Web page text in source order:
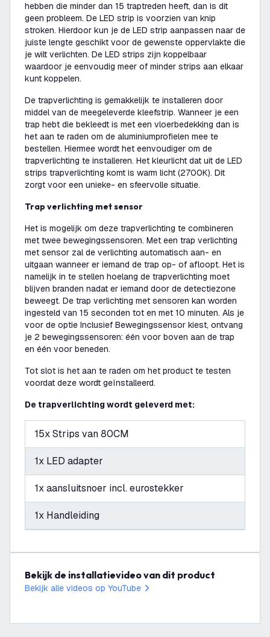
hebben die minder dan 15 traptreden heeft, dan is dit
geen probleem. De LED strip is voorzien van knip
stroken. Hierdoor kun je de LED strip aanpassen naar de
juiste lengte geschikt voor de gewenste oppervlakte die
je wilt verlichten. De LED strips zijn koppelbaar
waardoor je eenvoudig meer of minder strips aan elkaar
kunt koppelen.
De trapverlichting is gemakkelijk te installeren door
middel van de meegeleverde kleefstrip. Wanneer je een
trap hebt die bekleedt is met een vloerbedekking dan is
het aan te raden om de aluminiumprofielen mee te
bestellen. Hiermee wordt het eenvoudiger om de
trapverlichting te installeren. Het kleurlicht dat uit de LED
strips trapverlichting komt is warm licht (2700K). Dit
zorgt voor een unieke- en sfeervolle situatie.
Trap verlichting met sensor
Het is mogelijk om deze trapverlichting te combineren
met twee bewegingssensoren. Met een trap verlichting
met sensor zal de verlichting automatisch aan- en
uitgaan wanneer er iemand de trap op- of afloopt. Het is
namelijk in te stellen hoelang de trapverlichting moet
blijven branden nadat er iemand door de detectiezone
beweegt. De trap verlichting met sensoren kan worden
ingesteld van 15 seconden tot en met 10 minuten. Als je
voor de optie Inclusief Bewegingssensor kiest, ontvang
je 2 bewegingssensoren: één voor boven aan de trap
en één voor beneden.
Tot slot is het aan te raden om het product te testen
voordat deze wordt geïnstalleerd.
De trapverlichting wordt geleverd met:
15x Strips van 80CM
1x LED adapter
1x aansluitsnoer incl. eurostekker
1x Handleiding
Bekijk de installatievideo van dit product
Bekijk alle videos op YouTube